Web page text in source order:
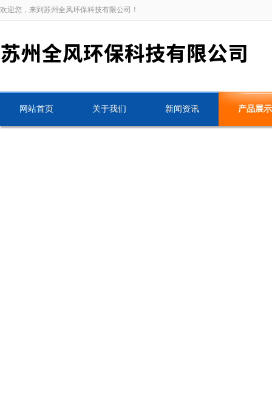
欢迎您，来到苏州全风环保科技有限公司！
网站首页 关于我们 新闻资讯 产品展示